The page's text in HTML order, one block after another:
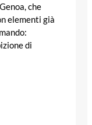
che
elementi già
di